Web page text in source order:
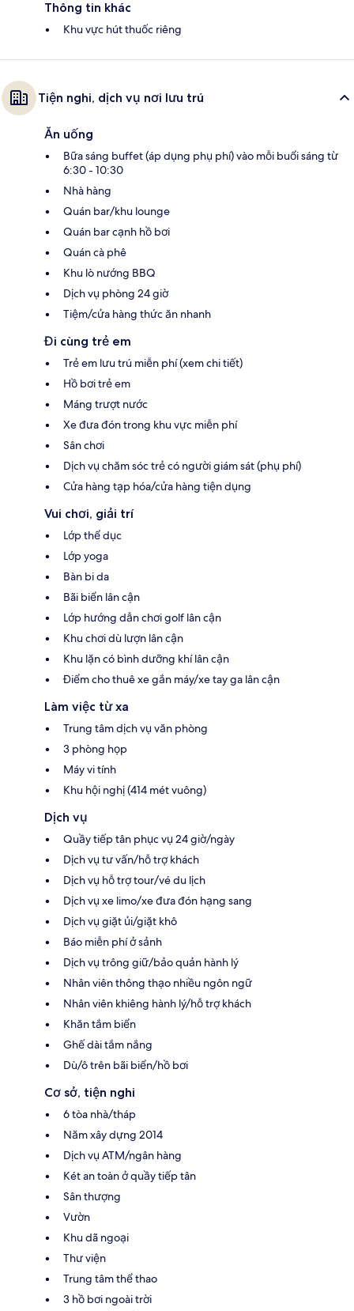
Thông tin khác
Khu vực hút thuốc riêng
Tiện nghi, dịch vụ nơi lưu trú
Ăn uống
Bữa sáng buffet (áp dụng phụ phí) vào mỗi buổi sáng từ
6:30 - 10:30
Nhà hàng
Quán bar/khu lounge
Quán bar cạnh hồ bơi
Quán cà phê
Khu lò nướng BBQ
Dịch vụ phòng 24 giờ
Tiệm/cửa hàng thức ăn nhanh
Đi cùng trẻ em
Trẻ em lưu trú miễn phí (xem chi tiết)
Hồ bơi trẻ em
Máng trượt nước
Xe đưa đón trong khu vực miễn phí
Sân chơi
Dịch vụ chăm sóc trẻ có người giám sát (phụ phí)
Cửa hàng tạp hóa/cửa hàng tiện dụng
Vui chơi, giải trí
Lớp thể dục
Lớp yoga
Bàn bi da
Bãi biển lân cận
Lớp hướng dẫn chơi golf lân cận
Khu chơi dù lượn lân cận
Khu lặn có bình dưỡng khí lân cận
Điểm cho thuê xe gắn máy/xe tay ga lân cận
Làm việc từ xa
Trung tâm dịch vụ văn phòng
3 phòng họp
Máy vi tính
Khu hội nghị (414 mét vuông)
Dịch vụ
Quầy tiếp tân phục vụ 24 giờ/ngày
Dịch vụ tư vấn/hỗ trợ khách
Dịch vụ hỗ trợ tour/vé du lịch
Dịch vụ xe limo/xe đưa đón hạng sang
Dịch vụ giặt ủi/giặt khô
Báo miễn phí ở sảnh
Dịch vụ trông giữ/bảo quản hành lý
Nhân viên thông thạo nhiều ngôn ngữ
Nhân viên khiêng hành lý/hỗ trợ khách
Khăn tắm biển
Ghế dài tắm nắng
Dù/ô trên bãi biển/hồ bơi
Cơ sở, tiện nghi
6 tòa nhà/tháp
Năm xây dựng 2014
Dịch vụ ATM/ngân hàng
Két an toàn ở quầy tiếp tân
Sân thượng
Vườn
Khu dã ngoại
Thư viện
Trung tâm thể thao
3 hồ bơi ngoài trời